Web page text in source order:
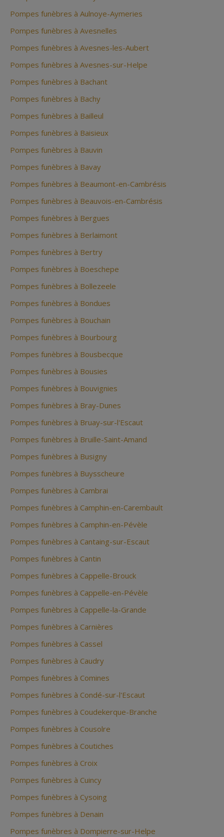
Pompes funèbres à Aulnoye-Aymeries
Pompes funèbres à Avesnelles
Pompes funèbres à Avesnes-les-Aubert
Pompes funèbres à Avesnes-sur-Helpe
Pompes funèbres à Bachant
Pompes funèbres à Bachy
Pompes funèbres à Bailleul
Pompes funèbres à Baisieux
Pompes funèbres à Bauvin
Pompes funèbres à Bavay
Pompes funèbres à Beaumont-en-Cambrésis
Pompes funèbres à Beauvois-en-Cambrésis
Pompes funèbres à Bergues
Pompes funèbres à Berlaimont
Pompes funèbres à Bertry
Pompes funèbres à Boeschepe
Pompes funèbres à Bollezeele
Pompes funèbres à Bondues
Pompes funèbres à Bouchain
Pompes funèbres à Bourbourg
Pompes funèbres à Bousbecque
Pompes funèbres à Bousies
Pompes funèbres à Bouvignies
Pompes funèbres à Bray-Dunes
Pompes funèbres à Bruay-sur-l'Escaut
Pompes funèbres à Bruille-Saint-Amand
Pompes funèbres à Busigny
Pompes funèbres à Buysscheure
Pompes funèbres à Cambrai
Pompes funèbres à Camphin-en-Carembault
Pompes funèbres à Camphin-en-Pévèle
Pompes funèbres à Cantaing-sur-Escaut
Pompes funèbres à Cantin
Pompes funèbres à Cappelle-Brouck
Pompes funèbres à Cappelle-en-Pévèle
Pompes funèbres à Cappelle-la-Grande
Pompes funèbres à Carnières
Pompes funèbres à Cassel
Pompes funèbres à Caudry
Pompes funèbres à Comines
Pompes funèbres à Condé-sur-l'Escaut
Pompes funèbres à Coudekerque-Branche
Pompes funèbres à Cousolre
Pompes funèbres à Coutiches
Pompes funèbres à Croix
Pompes funèbres à Cuincy
Pompes funèbres à Cysoing
Pompes funèbres à Denain
Pompes funèbres à Dompierre-sur-Helpe